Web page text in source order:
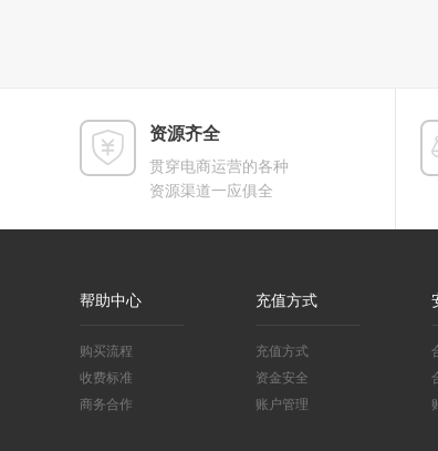
资源齐全
贯穿电商运营的各种
资源渠道一应俱全
帮助中心
购买流程
收费标准
商务合作
充值方式
充值方式
资金安全
账户管理